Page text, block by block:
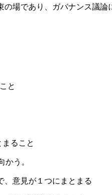
場であり、ガバナンス議論
と
ること
う。
意見が１つにまとまる